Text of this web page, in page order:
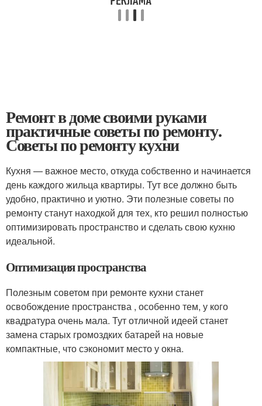
Ремонт в доме своими руками
практичные советы по ремонту.
Советы по ремонту кухни
Кухня — важное место, откуда собственно и начинается
день каждого жильца квартиры. Тут все должно быть
удобно, практично и уютно. Эти полезные советы по
ремонту станут находкой для тех, кто решил полностью
оптимизировать пространство и сделать свою кухню
идеальной.
Оптимизация пространства
Полезным советом при ремонте кухни станет
освобождение пространства , особенно тем, у кого
квадратура очень мала. Тут отличной идеей станет
замена старых громоздких батарей на новые
компактные, что сэкономит место у окна.